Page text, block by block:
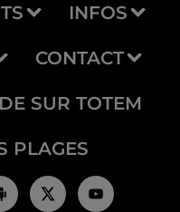
INFOS
CONTACT
SUR TOTEM
PLAGES